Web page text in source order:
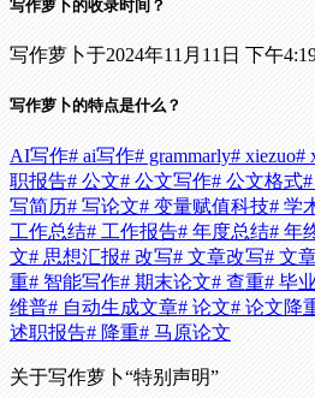
写作萝卜的收录时间？
写作萝卜于2024年11月11日 下午
写作萝卜的特点是什么？
AI写作# ai写作# grammarly# xiezuo#
职报告# 公文# 公文写作# 公文格式
写简历# 写论文# 变量赋值科技# 学
工作总结# 工作报告# 年度总结# 年
文# 思想汇报# 改写# 文章改写# 文
重# 智能写作# 期末论文# 查重# 毕
维普# 自动生成文章# 论文# 论文降
述职报告# 降重# 马原论文
关于写作萝卜“特别声明”